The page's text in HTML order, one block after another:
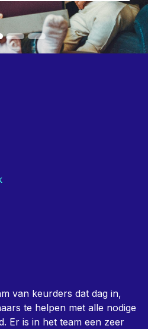
van keurders dat dag in,
te helpen met alle nodige
Er is in het team een zeer